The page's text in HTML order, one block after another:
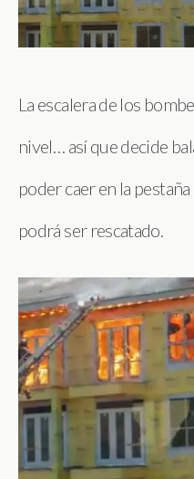
La escalera de los
nivel… así que decide
poder caer en la
podrá ser rescatado.